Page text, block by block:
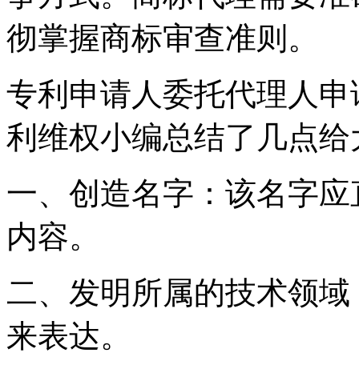
彻掌握商标审查准则。
专利申请人委托代理人
利维权小编总结了几点
一、创造名字：该名字
内容。
二、发明所属的技术领
来表达。